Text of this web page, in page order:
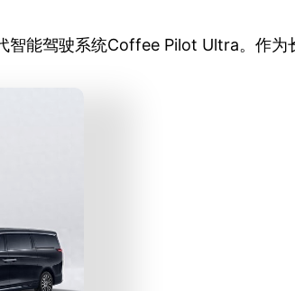
能驾驶系统Coffee Pilot Ultra。作为